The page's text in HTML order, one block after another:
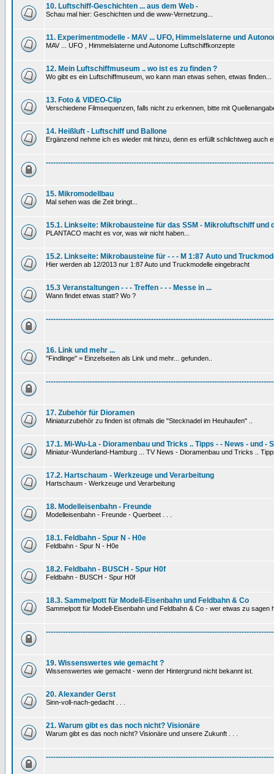
10. Luftschiff-Geschichten ... aus dem Web -
Schau mal hier: Geschichten und die www-Vernetzung...
11. Experimentmodelle - MAV ... UFO, Himmelslaterne und
MAV ... UFO , Himmelslaterne und Autonome Luftschiffkonzepte
12. Mein Luftschiffmuseum .. wo ist es zu finden ?
Wo gibt es ein Luftschiffmuseum, wo kann man etwas sehen, etwas finden...
13. Foto & VIDEO-Clip
Verschiedene Filmsequenzen, falls nicht zu erkennen, bitte mit
14. Heißluft - Luftschiff und Ballone
Ergänzend nehme ich es wieder mit hinzu, denn es erfüllt schlichtweg auch
15. Mikromodellbau
Mal sehen was die Zeit bringt...
15.1. Linkseite: Mikrobausteine für das SSM - Mikroluftschiff und
PLANTACO macht es vor, was wir nicht haben...
15.2. Linkseite: Mikrobausteine für - - - M 1:87 Auto und
Hier werden ab 12/2013 nur 1:87 Auto und Truckmodelle eingebracht
15.3 Veranstaltungen - - - Treffen - - - Messe in ...
Wann findet etwas statt? Wo ?
16. Link und mehr ...
"Findlinge" = Einzelseiten als Link und mehr... gefunden..
17. Zubehör für Dioramen
Miniaturzubehör zu finden ist oftmals die "Stecknadel im Heuhaufen" ..
17.1. Mi-Wu-La - Dioramenbau und Tricks .. Tipps - - News - und -
Miniatur-Wunderland-Hamburg ... TV News - Dioramenbau und Tricks ..
17.2. Hartschaum - Werkzeuge und Verarbeitung
Hartschaum - Werkzeuge und Verarbeitung
18. Modelleisenbahn - Freunde
Modelleisenbahn - Freunde - Querbeet . . .
18.1. Feldbahn - Spur N - H0e
Feldbahn - Spur N - H0e
18.2. Feldbahn - BUSCH - Spur H0f
Feldbahn - BUSCH - Spur H0f
18.3. Sammelpott für Modell-Eisenbahn und Feldbahn & Co
Sammelpott für Modell-Eisenbahn und Feldbahn & Co - wer etwas zu sagen
19. Wissenswertes wie gemacht ?
Wissenswertes wie gemacht - wenn der Hintergrund nicht bekannt ist.
20. Alexander Gerst
Sinn-voll-nach-gedacht . . .
21. Warum gibt es das noch nicht? Visionäre
Warum gibt es das noch nicht? Visionäre und unsere Zukunft . . .